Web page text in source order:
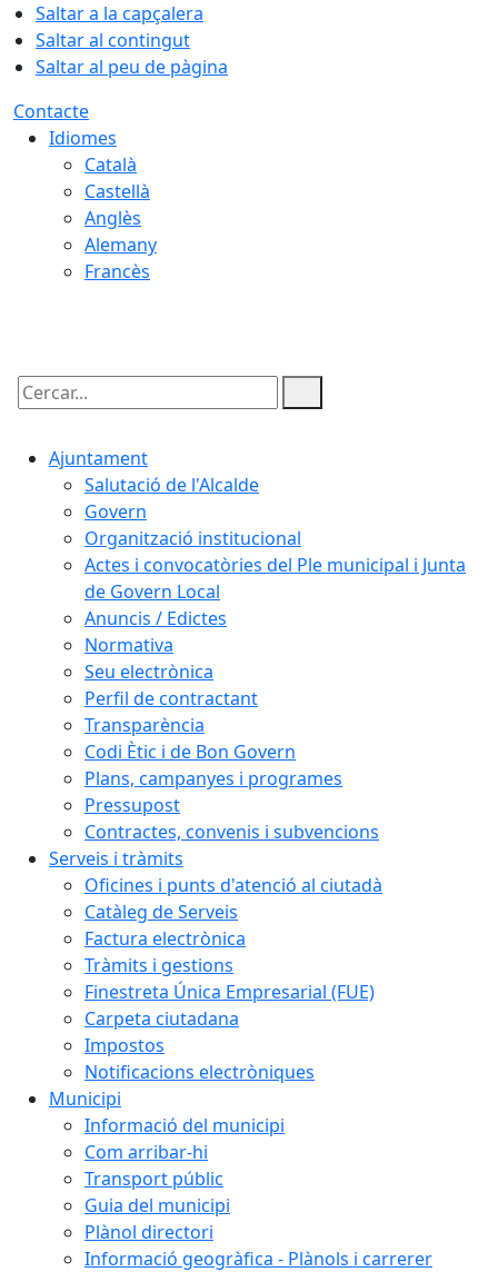
Saltar a la capçalera
Saltar al contingut
Saltar al peu de pàgina
Contacte
Idiomes
Català
Castellà
Anglès
Alemany
Francès
Cercar:
Ajuntament
Salutació de l'Alcalde
Govern
Organització institucional
Actes i convocatòries del Ple municipal i Junta
de Govern Local
Anuncis / Edictes
Normativa
Seu electrònica
Perfil de contractant
Transparència
Codi Ètic i de Bon Govern
Plans, campanyes i programes
Pressupost
Contractes, convenis i subvencions
Serveis i tràmits
Oficines i punts d'atenció al ciutadà
Catàleg de Serveis
Factura electrònica
Tràmits i gestions
Finestreta Única Empresarial (FUE)
Carpeta ciutadana
Impostos
Notificacions electròniques
Municipi
Informació del municipi
Com arribar-hi
Transport públic
Guia del municipi
Plànol directori
Informació geogràfica - Plànols i carrerer